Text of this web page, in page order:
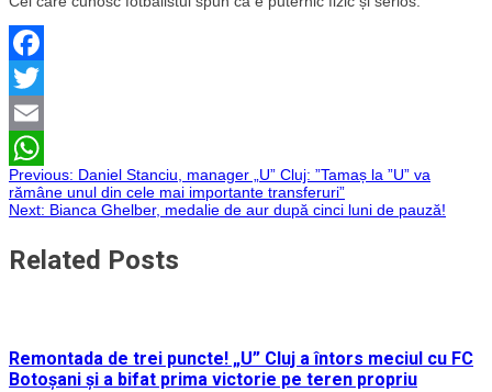
Facebook
Twitter
Email
WhatsApp
Navigare
în
articole
Previous: Daniel Stanciu, manager „U” Cluj: ”Tamaș la ”U” va
rămâne unul din cele mai importante transferuri”
Next: Bianca Ghelber, medalie de aur după cinci luni de pauză!
Related Posts
Remontada de trei puncte! „U” Cluj a întors meciul cu FC
Botoșani și a bifat prima victorie pe teren propriu